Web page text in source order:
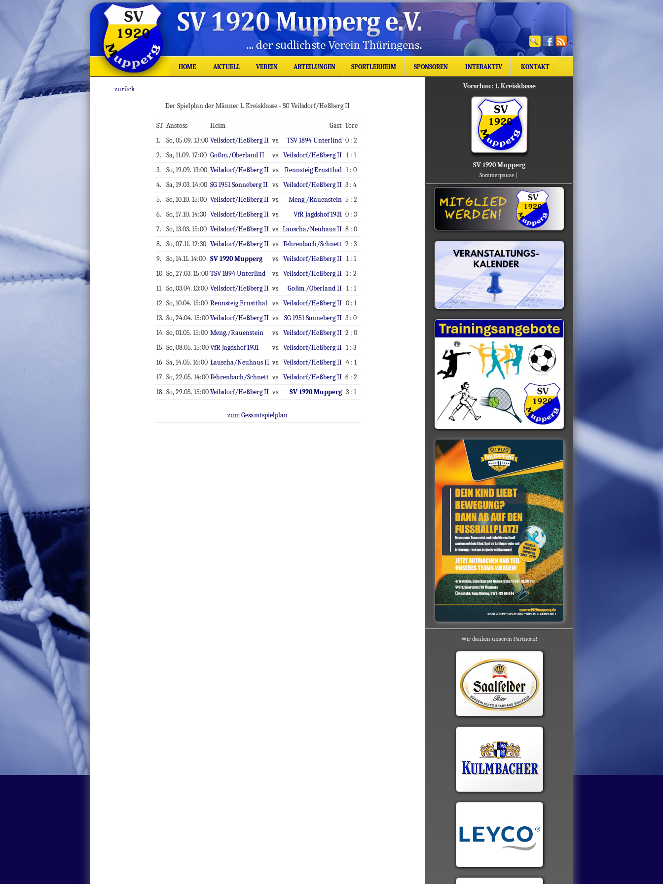
HOME AKTUELL VEREIN ABTEILUNGEN SPORTLERHEIM SPONSOREN INTERAKTIV KONTAKT
zurück
Der Spielplan der Männer 1. Kreisklasse - SG Veilsdorf/Heßberg II
ST Anstoss Heim Gast Tore
1.
So, 05.09. 13:00 Veilsdorf/Heßberg II vs. TSV 1894 Unterlind 0 : 2
2.
Sa, 11.09. 17:00 Goßm./Oberland II vs. Veilsdorf/Heßberg II 1 : 1
3.
So, 19.09. 13:00 Veilsdorf/Heßberg II vs. Rennsteig Ernstthal 1 : 0
4.
Sa, 19.03. 14:00 SG 1951 Sonneberg II vs. Veilsdorf/Heßberg II 3 : 4
5.
So, 10.10. 15:00 Veilsdorf/Heßberg II vs. Meng./Rauenstein 5 : 2
6.
So, 17.10. 14:30 Veilsdorf/Heßberg II vs. VfR Jagdshof 1931 0 : 3
7.
So, 13.03. 15:00 Veilsdorf/Heßberg II vs. Lauscha/Neuhaus II 8 : 0
8.
So, 07.11. 12:30 Veilsdorf/Heßberg II vs. Fehrenbach/Schnett 2 : 3
9.
So, 14.11. 14:00 SV 1920 Mupperg vs. Veilsdorf/Heßberg II 1 : 1
10. So, 27.03. 15:00 TSV 1894 Unterlind vs. Veilsdorf/Heßberg II 1 : 2
11. So, 03.04. 13:00 Veilsdorf/Heßberg II vs. Goßm./Oberland II 1 : 1
12. So, 10.04. 15:00 Rennsteig Ernstthal vs. Veilsdorf/Heßberg II 0 : 1
13. So, 24.04. 15:00 Veilsdorf/Heßberg II vs. SG 1951 Sonneberg II 3 : 0
14. So, 01.05. 15:00 Meng./Rauenstein vs. Veilsdorf/Heßberg II 2 : 0
15. So, 08.05. 15:00 VfR Jagdshof 1931 vs. Veilsdorf/Heßberg II 1 : 3
16. Sa, 14.05. 16:00 Lauscha/Neuhaus II vs. Veilsdorf/Heßberg II 4 : 1
17. So, 22.05. 14:00 Fehrenbach/Schnett vs. Veilsdorf/Heßberg II 6 : 2
18. So, 29.05. 15:00 Veilsdorf/Heßberg II vs. SV 1920 Mupperg 3 : 1
zum Gesamtspielplan
Vorschau: 1. Kreisklasse
SV 1920 Mupperg
Sommerpause |
Wir danken unseren Partnern!